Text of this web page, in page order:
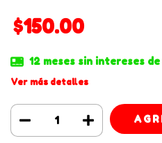
$150.00
12 meses sin intereses de
Ver más detalles